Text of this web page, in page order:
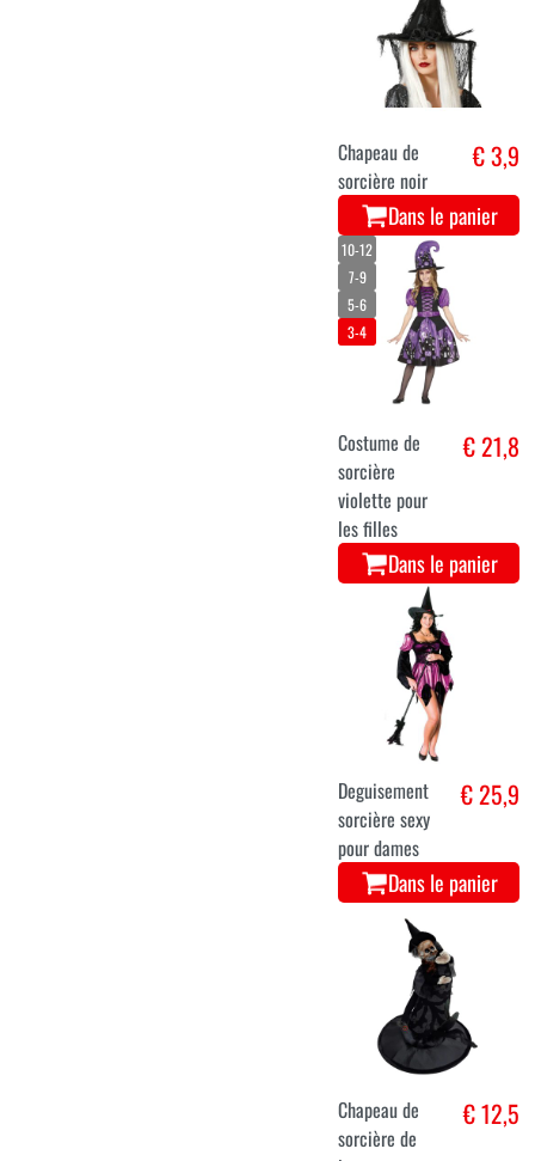
Chapeau de
sorcière noir
€ 3,9
Dans le panier
10-12
7-9
5-6
3-4
Costume de
sorcière
violette pour
les filles
€ 21,8
Dans le panier
Deguisement
sorcière sexy
pour dames
€ 25,9
Dans le panier
Chapeau de
sorcière de
€ 12,5